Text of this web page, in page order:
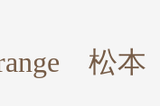
松本